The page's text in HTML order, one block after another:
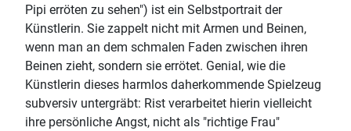
Pipi erröten zu sehen") ist ein Selbstportrait der
Künstlerin. Sie zappelt nicht mit Armen und Beinen,
wenn man an dem schmalen Faden zwischen ihren
Beinen zieht, sondern sie errötet. Genial, wie die
Künstlerin dieses harmlos daherkommende Spielzeug
subversiv untergräbt: Rist verarbeitet hierin vielleicht
ihre persönliche Angst, nicht als "richtige Frau"